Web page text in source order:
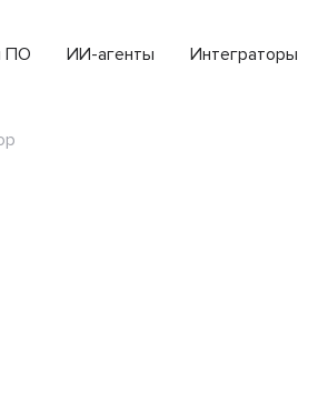
ПО ИИ-агенты Интеграторы